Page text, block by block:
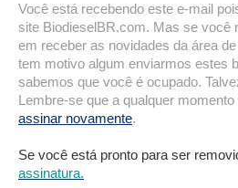
Você está recebendo este e-mail
site BiodieselBR.com. Mas se você
em receber as novidades da área
tem motivo algum enviarmos estes
sabemos que você é ocupado.
Lembre-se que a qualquer
assinar novamente.
Se você está pronto para ser
assinatura.